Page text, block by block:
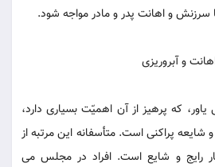
سرزنش و اهانت پدر و مادر مواجه شود.
و آبروریزی
یاور، که پرهیز از آن اهمیّت بسیاری دارد،
پراکنی است. متأسفانه این مرتبه از
رایج و شایع است. افراد در مجلس می